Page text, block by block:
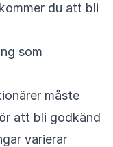
du att bli
som
måste
att bli godkänd
varierar